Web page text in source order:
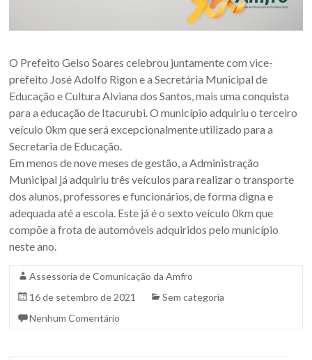
Grande
do
Sul.
O Prefeito Gelso Soares celebrou juntamente com vice-
prefeito José Adolfo Rigon e a Secretária Municipal de
Educação e Cultura Alviana dos Santos, mais uma conquista
para a educação de Itacurubi. O município adquiriu o terceiro
veículo 0km que será excepcionalmente utilizado para a
Secretaria de Educação.
Em menos de nove meses de gestão, a Administração
Municipal já adquiriu três veículos para realizar o transporte
dos alunos, professores e funcionários, de forma digna e
adequada até a escola. Este já é o sexto veículo 0km que
compõe a frota de automóveis adquiridos pelo município
neste ano.
Assessoria de Comunicação da Amfro
16 de setembro de 2021
Sem categoria
Nenhum Comentário